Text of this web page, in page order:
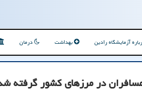
آزمایشگاه رادین بهداشت درمان